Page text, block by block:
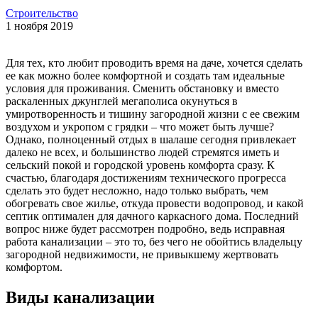
Строительство
1 ноября 2019
Для тех, кто любит проводить время на даче, хочется сделать
ее как можно более комфортной и создать там идеальные
условия для проживания. Сменить обстановку и вместо
раскаленных джунглей мегаполиса окунуться в
умиротворенность и тишину загородной жизни с ее свежим
воздухом и укропом с грядки – что может быть лучше?
Однако, полноценный отдых в шалаше сегодня привлекает
далеко не всех, и большинство людей стремятся иметь и
сельский покой и городской уровень комфорта сразу. К
счастью, благодаря достижениям технического прогресса
сделать это будет несложно, надо только выбрать, чем
обогревать свое жилье, откуда провести водопровод, и какой
септик оптимален для дачного каркасного дома. Последний
вопрос ниже будет рассмотрен подробно, ведь исправная
работа канализации – это то, без чего не обойтись владельцу
загородной недвижимости, не привыкшему жертвовать
комфортом.
Виды канализации